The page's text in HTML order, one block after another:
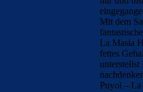
Mit dem
La Masia
fettes
Puyol – La